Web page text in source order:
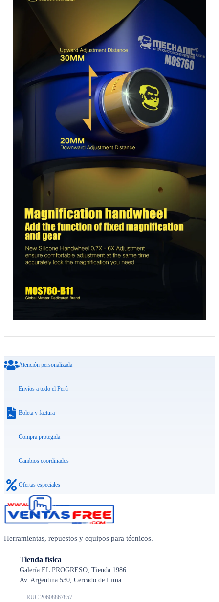
Atención personalizada
Envíos a todo el Perú
Boleta y factura
Compra protegida
Cambios coordinados
Ofertas especiales
Herramientas, repuestos y equipos para técnicos.
Tienda física
Galería EL PROGRESO, Tienda 1986
Av. Argentina 530, Cercado de Lima
RUC 20608867857